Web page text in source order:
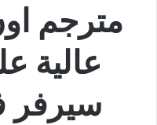
مترجم
عالية